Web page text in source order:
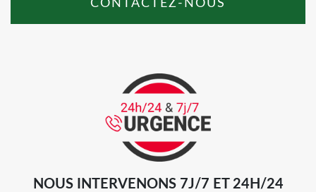
CONTACTEZ-NOUS
NOUS INTERVENONS 7J/7 ET 24H/24